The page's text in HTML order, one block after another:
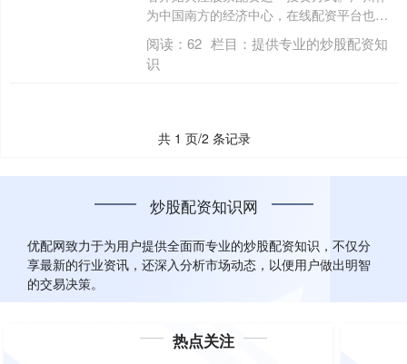
为中国南方的经济中心，在线配资平台也层
出不穷....
阅读： 62 栏目： 提供专业的炒股配资知
识
共 1 页/2 条记录
炒股配资知识网
优配网致力于为用户提供全面而专业的炒股配资知识，不仅分
享最新的行业资讯，还深入分析市场动态，以便用户做出明智
的交易决策。
热点关注